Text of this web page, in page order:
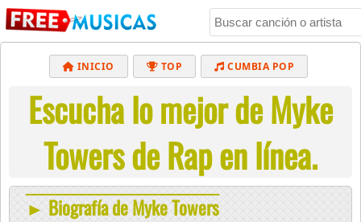
INICIO TOP CUMBIA POP
BACHATA MUSICA CRISTIANA
REGGAETON BALADAS ALTERNATIVO
ELECTRÓNICA CUMBIAS
Escucha lo mejor de Myke
Towers de Rap en línea.
► Biografía de Myke Towers